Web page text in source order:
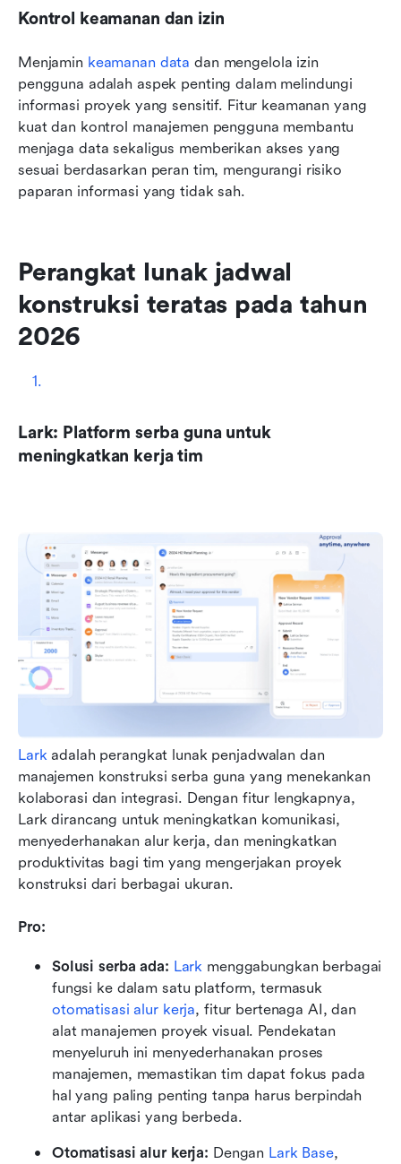
Kontrol keamanan dan izin
Menjamin keamanan data dan mengelola izin
pengguna adalah aspek penting dalam melindungi
informasi proyek yang sensitif. Fitur keamanan yang
kuat dan kontrol manajemen pengguna membantu
menjaga data sekaligus memberikan akses yang
sesuai berdasarkan peran tim, mengurangi risiko
paparan informasi yang tidak sah.
Perangkat lunak jadwal
konstruksi teratas pada tahun
2026
Lark: Platform serba guna untuk
meningkatkan kerja tim
Lark adalah perangkat lunak penjadwalan dan
manajemen konstruksi serba guna yang menekankan
kolaborasi dan integrasi. Dengan fitur lengkapnya,
Lark dirancang untuk meningkatkan komunikasi,
menyederhanakan alur kerja, dan meningkatkan
produktivitas bagi tim yang mengerjakan proyek
konstruksi dari berbagai ukuran.
Pro:
Solusi serba ada: Lark menggabungkan berbagai
otomatisasi alur kerja, fitur bertenaga AI, dan
alat manajemen proyek visual. Pendekatan
menyeluruh ini menyederhanakan proses
manajemen, memastikan tim dapat fokus pada
hal yang paling penting tanpa harus berpindah
antar aplikasi yang berbeda.
Otomatisasi alur kerja: Dengan Lark Base,